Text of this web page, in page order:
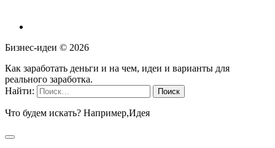
Бизнес-идеи © 2026
Как заработать деньги и на чем, идеи и варианты для
реального заработка.
Найти:
Что будем искать? Например,Идея